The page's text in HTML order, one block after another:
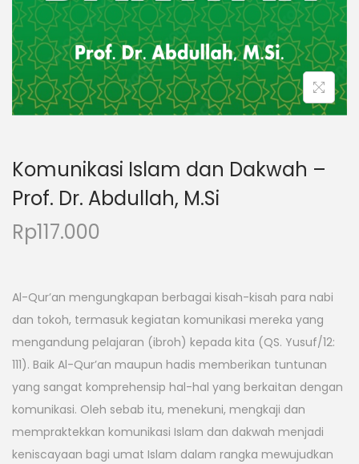
Komunikasi Islam dan Dakwah –
Prof. Dr. Abdullah, M.Si
Rp117.000
Al-Qur’an mengungkapan berbagai kisah-kisah para nabi
dan tokoh, termasuk kegiatan komunikasi mereka yang
mengandung pelajaran (ibroh) kepada kita (QS. Yusuf/12:
111). Baik Al-Qur’an maupun hadis memberikan tuntunan
yang sangat komprehensip hal-hal yang berkaitan dengan
komunikasi. Oleh sebab itu, menekuni, mengkaji dan
mempraktekkan komunikasi Islam dan dakwah menjadi
keniscayaan bagi umat Islam dalam rangka mewujudkan